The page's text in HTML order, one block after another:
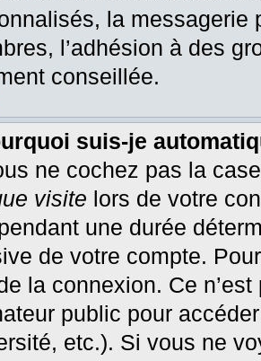
la messagerie
l’adhésion à des
conseillée.
suis-je
ne cochez pas la
visite lors de votre
une durée
de votre compte.
la connexion. Ce
public pour
etc.). Si vous ne